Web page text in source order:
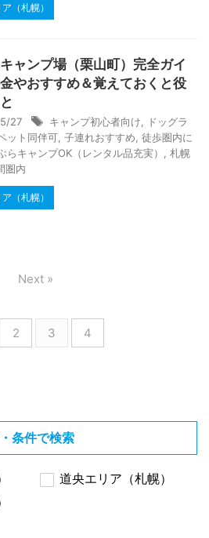
（札幌）
ャンプ場（栗山町）完全ガイ
金やおすすめ＆覚えておくと役
27 キャンプ初心者向け
ドッグラ
ット同伴可 子連れおすすめ 徒歩圏内に
らキャンプOK（レンタル品充実）
札幌
圏内
（札幌）
2 3 4
Next »
条件で検索
道央エリア（札幌）